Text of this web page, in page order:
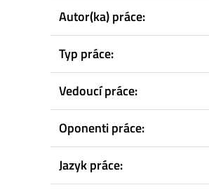
Autor(ka) práce:
Typ práce:
Vedoucí práce:
Oponenti práce:
Jazyk práce: